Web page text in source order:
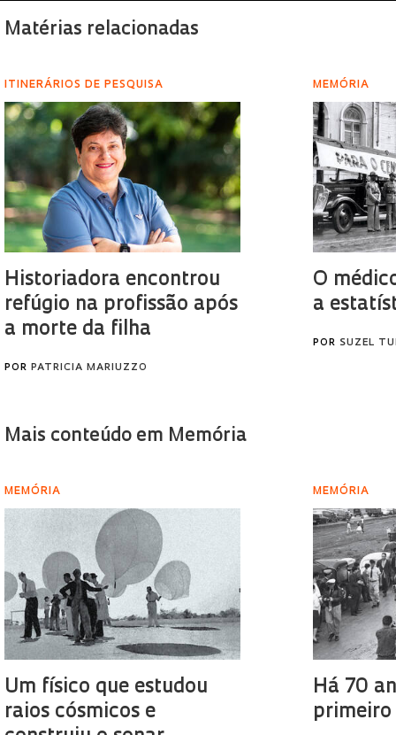
Matérias relacionadas
ITINERÁRIOS DE PESQUISA
Historiadora encontrou
refúgio na profissão após
a morte da filha
POR PATRICIA MARIUZZO
MEMÓRIA
O
a
POR SUZEL
Mais conteúdo em Memória
MEMÓRIA
Um físico que estudou
raios cósmicos e
MEMÓRIA
Há 70